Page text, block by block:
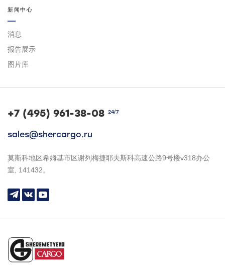
新闻中心
消息
报告展示
图片库
+7 (495) 961-38-08 24/7
sales@shercargo.ru
莫斯科地区希姆基市区谢列梅捷耶夫斯科高速公路9号楼v318办公
室, 141432。